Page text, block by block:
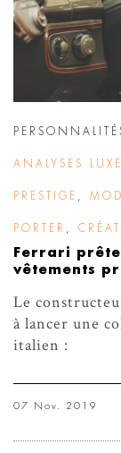
ANALYSES LUXE
PRESTIGE
PORTER
Ferrari
vêtements
Le
à lancer une
italien :
07 Nov. 2019